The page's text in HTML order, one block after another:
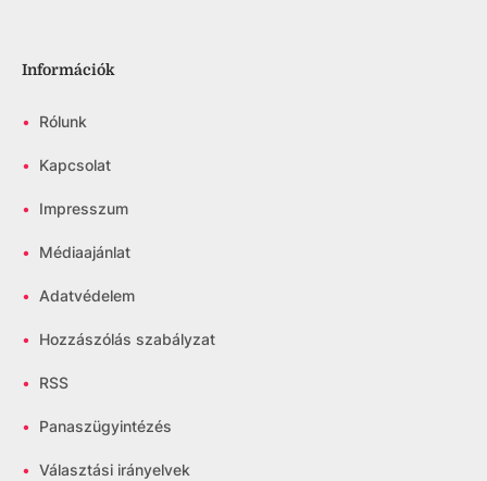
Információk
• Rólunk
• Kapcsolat
• Impresszum
• Médiaajánlat
• Adatvédelem
• Hozzászólás szabályzat
• RSS
• Panaszügyintézés
• Választási irányelvek